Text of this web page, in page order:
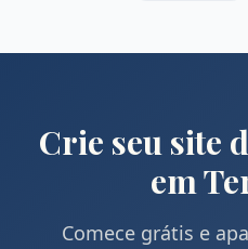
Crie seu site
em
Comece grátis e